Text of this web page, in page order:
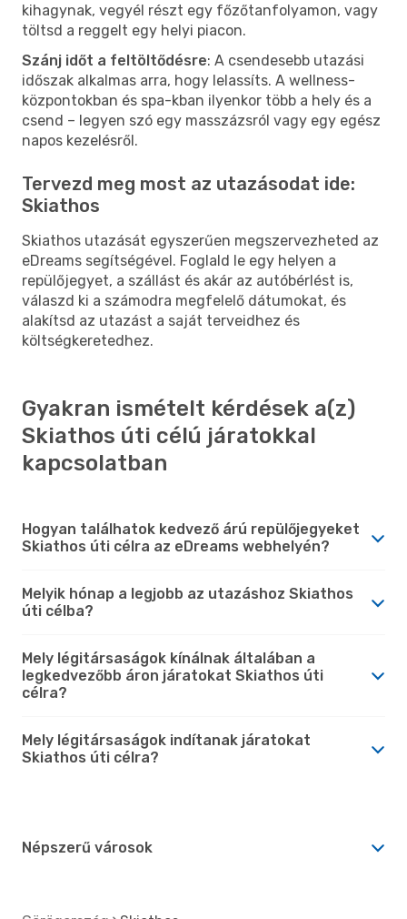
kihagynak, vegyél részt egy főzőtanfolyamon, vagy
töltsd a reggelt egy helyi piacon.
Szánj időt a feltöltődésre: A csendesebb utazási
időszak alkalmas arra, hogy lelassíts. A wellness-
központokban és spa-kban ilyenkor több a hely és a
csend – legyen szó egy masszázsról vagy egy egész
napos kezelésről.
Tervezd meg most az utazásodat ide:
Skiathos
Skiathos utazását egyszerűen megszervezheted az
eDreams segítségével. Foglald le egy helyen a
repülőjegyet, a szállást és akár az autóbérlést is,
válaszd ki a számodra megfelelő dátumokat, és
alakítsd az utazást a saját terveidhez és
költségkeretedhez.
Gyakran ismételt kérdések a(z)
Skiathos úti célú járatokkal
kapcsolatban
Hogyan találhatok kedvező árú repülőjegyeket
Skiathos úti célra az eDreams webhelyén?
Melyik hónap a legjobb az utazáshoz Skiathos
úti célba?
Mely légitársaságok kínálnak általában a
legkedvezőbb áron járatokat Skiathos úti
célra?
Mely légitársaságok indítanak járatokat
Skiathos úti célra?
Népszerű városok